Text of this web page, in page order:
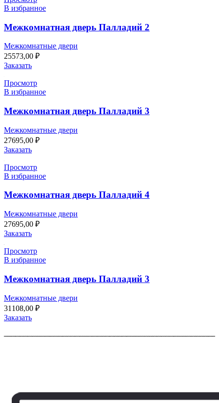
В избранное
Межкомнатная дверь Палладий 2
Межкомнатные двери
25573,00 ₽
Заказать
Просмотр
В избранное
Межкомнатная дверь Палладий 3
Межкомнатные двери
27695,00 ₽
Заказать
Просмотр
В избранное
Межкомнатная дверь Палладий 4
Межкомнатные двери
27695,00 ₽
Заказать
Просмотр
В избранное
Межкомнатная дверь Палладий 3
Межкомнатные двери
31108,00 ₽
Заказать